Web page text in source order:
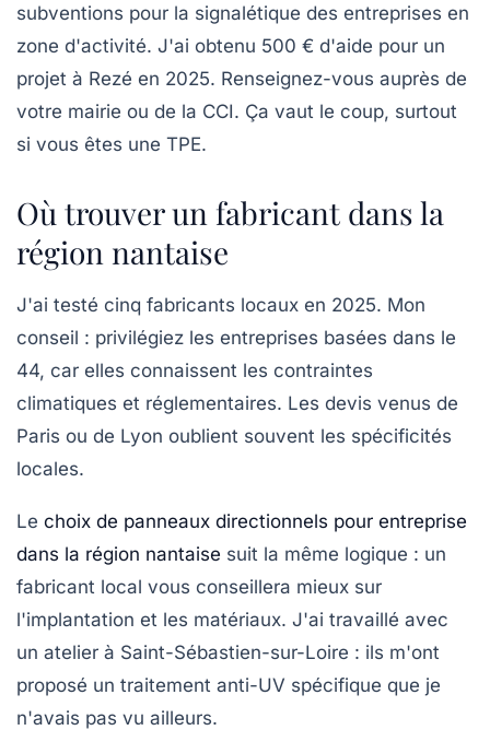
subventions pour la signalétique des entreprises en
zone d'activité. J'ai obtenu 500 € d'aide pour un
projet à Rezé en 2025. Renseignez-vous auprès de
votre mairie ou de la CCI. Ça vaut le coup, surtout
si vous êtes une TPE.
Où trouver un fabricant dans la
région nantaise
J'ai testé cinq fabricants locaux en 2025. Mon
conseil : privilégiez les entreprises basées dans le
44, car elles connaissent les contraintes
climatiques et réglementaires. Les devis venus de
Paris ou de Lyon oublient souvent les spécificités
locales.
Le choix de panneaux directionnels pour entreprise
dans la région nantaise suit la même logique : un
fabricant local vous conseillera mieux sur
l'implantation et les matériaux. J'ai travaillé avec
un atelier à Saint-Sébastien-sur-Loire : ils m'ont
proposé un traitement anti-UV spécifique que je
n'avais pas vu ailleurs.